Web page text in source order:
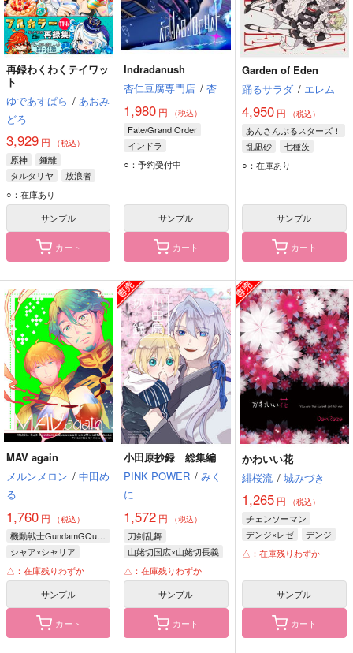
再録わくわくテイワッ
ト
ゆであすぱら / あおみ
どろ
3,929 円 （税込）
原神
鍾離
タルタリヤ
放浪者
○：在庫あり
サンプル
カート
Indradanush
杏仁豆腐専門店 / 杏
1,980 円 （税込）
Fate/Grand Order
インドラ
○：予約受付中
サンプル
カート
Garden of Eden
踊るサラダ / エレム
4,950円 （税込）
あんさんぶるスターズ！
乱凪砂
七種茨
巴日和
○：在庫あり
サンプル
カート
MAV again
メルンメロン / 中田め
る
1,760 円 （税込）
機動戦士GundamGQuuuuuuX
シャア×シャリア
シャア・アズナブル
シャリア・ブル
△：在庫残りわずか
サンプル
カート
小田原抄録 総集編
PINK POWER / みく
に
1,572 円 （税込）
刀剣乱舞
山姥切国広×山姥切長義
山姥切国広
山姥切長義
△：在庫残りわずか
サンプル
カート
かわいい花
緋桜流 / 城みづき
1,265円 （税込）
チェンソーマン
デンジ×レゼ
デンジ
レゼ
△：在庫残りわずか
サンプル
カート